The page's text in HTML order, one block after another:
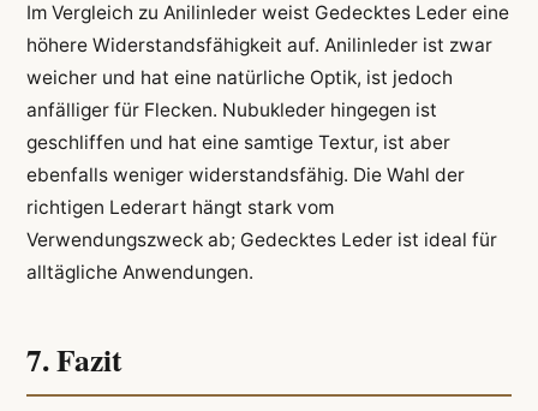
Im Vergleich zu Anilinleder weist Gedecktes Leder eine
höhere Widerstandsfähigkeit auf. Anilinleder ist zwar
weicher und hat eine natürliche Optik, ist jedoch
anfälliger für Flecken. Nubukleder hingegen ist
geschliffen und hat eine samtige Textur, ist aber
ebenfalls weniger widerstandsfähig. Die Wahl der
richtigen Lederart hängt stark vom
Verwendungszweck ab; Gedecktes Leder ist ideal für
alltägliche Anwendungen.
7. Fazit